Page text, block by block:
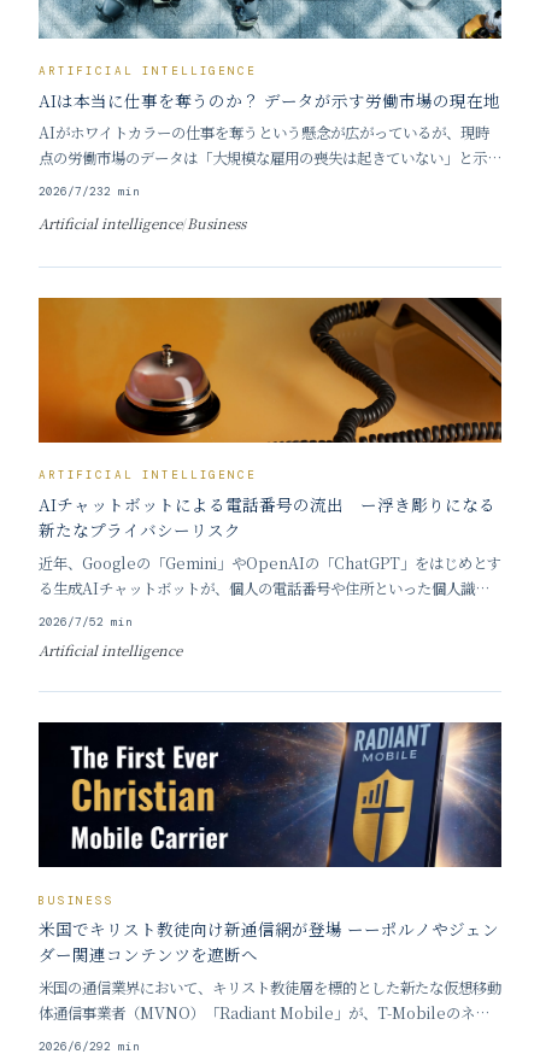
ARTIFICIAL INTELLIGENCE
AIは本当に仕事を奪うのか？ データが示す労働市場の現在地
AIがホワイトカラーの仕事を奪うという懸念が広がっているが、現時
点の労働市場のデータは「大規模な雇用の喪失は起きていない」と示し
ている。今後の急激な変化の可能性は否定できないものの、データに基
■ 「AIによる雇用崩壊」はデータで裏付けら
2026/7/232 min
Artificial intelligence/Business
ARTIFICIAL INTELLIGENCE
AIチャットボットによる電話番号の流出 ー浮き彫りになる
新たなプライバシーリスク
近年、Googleの「Gemini」やOpenAIの「ChatGPT」をはじめとす
る生成AIチャットボットが、個人の電話番号や住所といった個人識別
情報を漏洩させる事態が相次いで報告され、新たなプライバシーリス
したり、AIの誤った案内によ
2026/7/52 min
Artificial intelligence
BUSINESS
米国でキリスト教徒向け新通信網が登場 ーーポルノやジェン
ダー関連コンテンツを遮断へ
米国の通信業界において、キリスト教徒層を標的とした新たな仮想移動
体通信事業者（MVNO）「Radiant Mobile」が、T-Mobileのネッ
トワーク回線を借り受けて2026年5月5日にサービスを開始した。 こ
2026/6/292 min